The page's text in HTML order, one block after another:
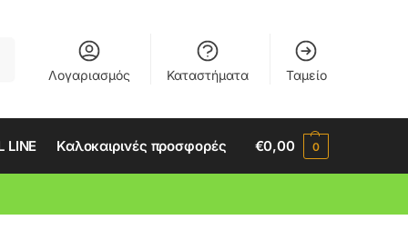
Λογαριασμός Καταστήματα Ταμείο
LINE Καλοκαιρινές προσφορές €0,00 0